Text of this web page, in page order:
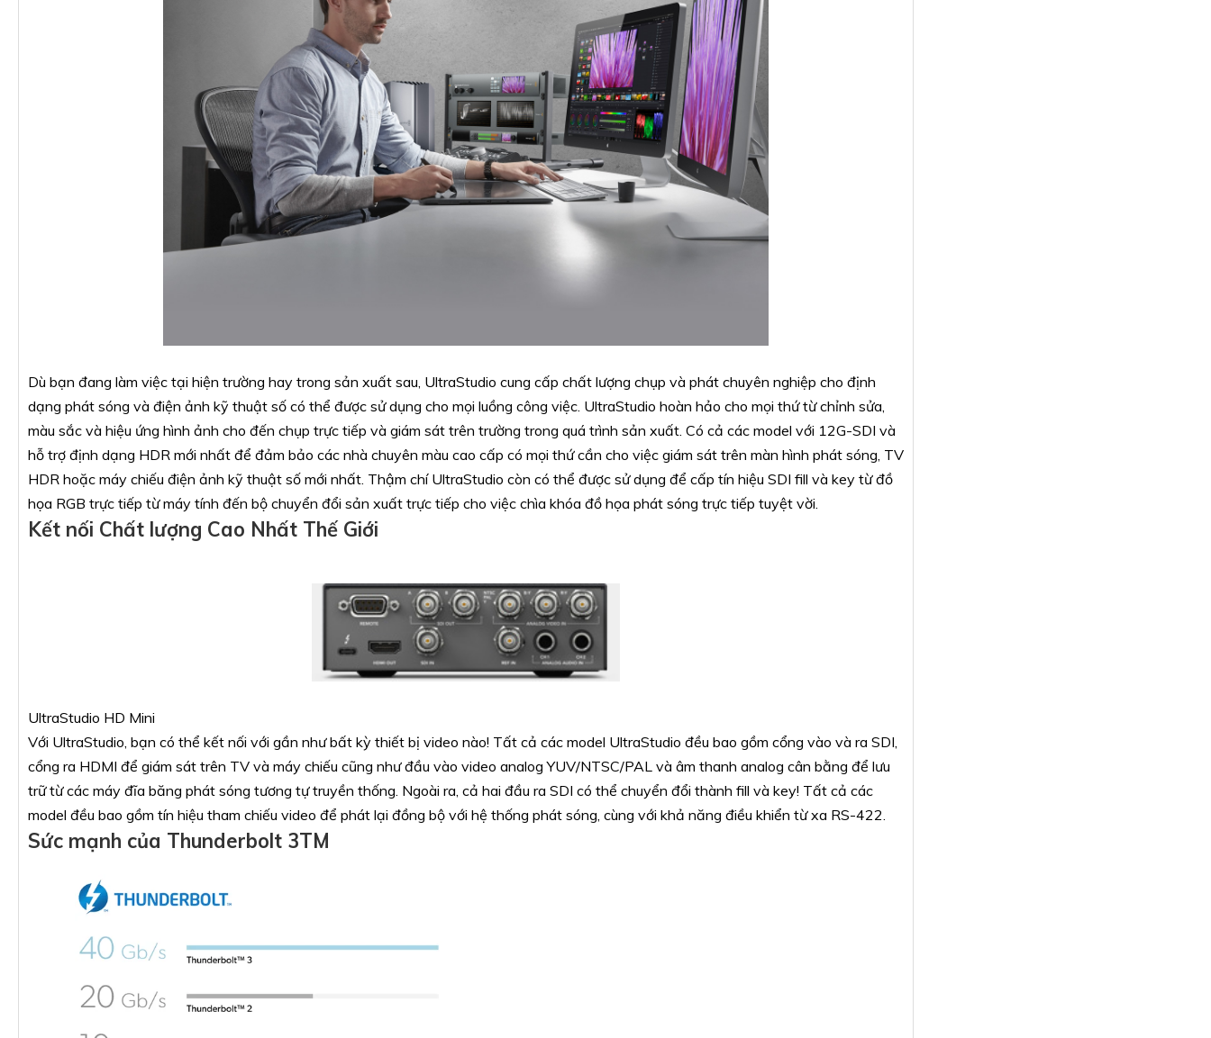
Dù bạn đang làm việc tại hiện trường hay trong sản xuất sau, UltraStudio cung cấp chất lượng chụp và phát chuyên nghiệp cho định
dạng phát sóng và điện ảnh kỹ thuật số có thể được sử dụng cho mọi luồng công việc. UltraStudio hoàn hảo cho mọi thứ từ chỉnh sửa,
màu sắc và hiệu ứng hình ảnh cho đến chụp trực tiếp và giám sát trên trường trong quá trình sản xuất. Có cả các model với 12G-SDI và
hỗ trợ định dạng HDR mới nhất để đảm bảo các nhà chuyên màu cao cấp có mọi thứ cần cho việc giám sát trên màn hình phát sóng, TV
HDR hoặc máy chiếu điện ảnh kỹ thuật số mới nhất. Thậm chí UltraStudio còn có thể được sử dụng để cấp tín hiệu SDI fill và key từ đồ
họa RGB trực tiếp từ máy tính đến bộ chuyển đổi sản xuất trực tiếp cho việc chìa khóa đồ họa phát sóng trực tiếp tuyệt vời.
Kết nối Chất lượng Cao Nhất Thế Giới
UltraStudio HD Mini
Với UltraStudio, bạn có thể kết nối với gần như bất kỳ thiết bị video nào! Tất cả các model UltraStudio đều bao gồm cổng vào và ra SDI,
cổng ra HDMI để giám sát trên TV và máy chiếu cũng như đầu vào video analog YUV/NTSC/PAL và âm thanh analog cân bằng để lưu
trữ từ các máy đĩa băng phát sóng tương tự truyền thống. Ngoài ra, cả hai đầu ra SDI có thể chuyển đổi thành fill và key! Tất cả các
model đều bao gồm tín hiệu tham chiếu video để phát lại đồng bộ với hệ thống phát sóng, cùng với khả năng điều khiển từ xa RS-422.
Sức mạnh của Thunderbolt 3TM